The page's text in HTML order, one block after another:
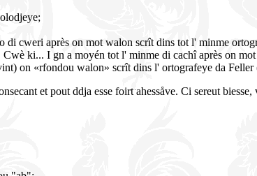
di cweri après on mot walon scrît dins tot l' minme
ki... I gn a moyén tot l' minme di cachî après on
on «rfondou walon» scrît dins l' ortografeye da
et pout ddja esse foirt ahessåve. Ci sereut